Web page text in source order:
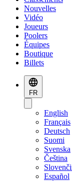
Nouvelles
Vidéo
Joueurs
Poolers
Équipes
Boutique
Billets
FR
English
Français
Deutsch
Suomi
Svenska
Čeština
Español